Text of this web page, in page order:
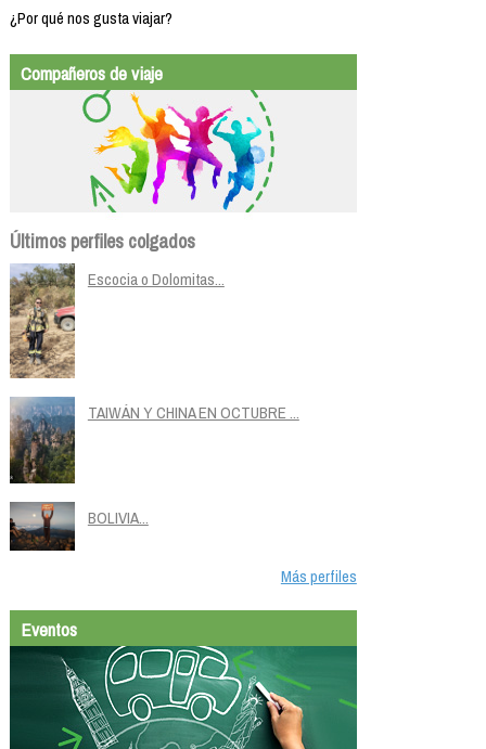
¿Por qué nos gusta viajar?
Compañeros de viaje
Últimos perfiles colgados
Escocia o Dolomitas...
TAIWÁN Y CHINA EN OCTUBRE ...
BOLIVIA...
Más perfiles
Eventos